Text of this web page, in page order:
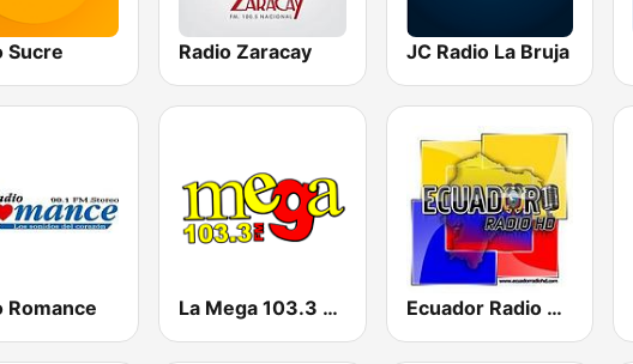
Sucre Radio Zaracay JC Radio La Bruja
Romance La Mega 103.3 FM Ecuador Radio HD